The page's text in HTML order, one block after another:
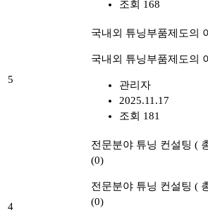
조회 168
5
국내외 튜닝부품제도의
국내외 튜닝부품제도의
관리자
2025.11.17
조회 181
4
전문분야 튜닝 컨설팅 (
(0)
전문분야 튜닝 컨설팅 (
(0)